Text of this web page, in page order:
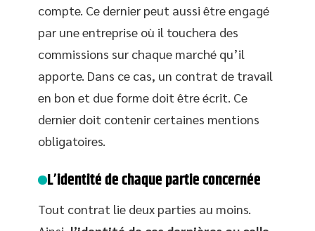
compte. Ce dernier peut aussi être engagé
par une entreprise où il touchera des
commissions sur chaque marché qu’il
apporte. Dans ce cas, un contrat de travail
en bon et due forme doit être écrit. Ce
dernier doit contenir certaines mentions
obligatoires.
L’identité de chaque partie concernée
Tout contrat lie deux parties au moins.